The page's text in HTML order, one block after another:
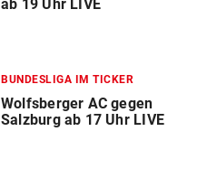
ab 19 Uhr LIVE
BUNDESLIGA IM TICKER
Wolfsberger AC gegen
Salzburg ab 17 Uhr LIVE